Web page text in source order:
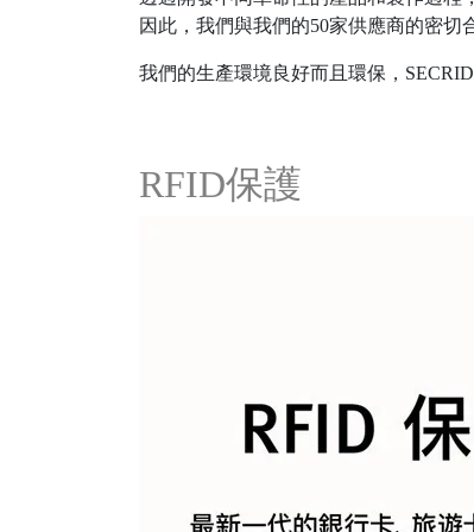
因此，我們與我們的50家供應商的密切
我們的生產環境良好而且環保，
RFID保護